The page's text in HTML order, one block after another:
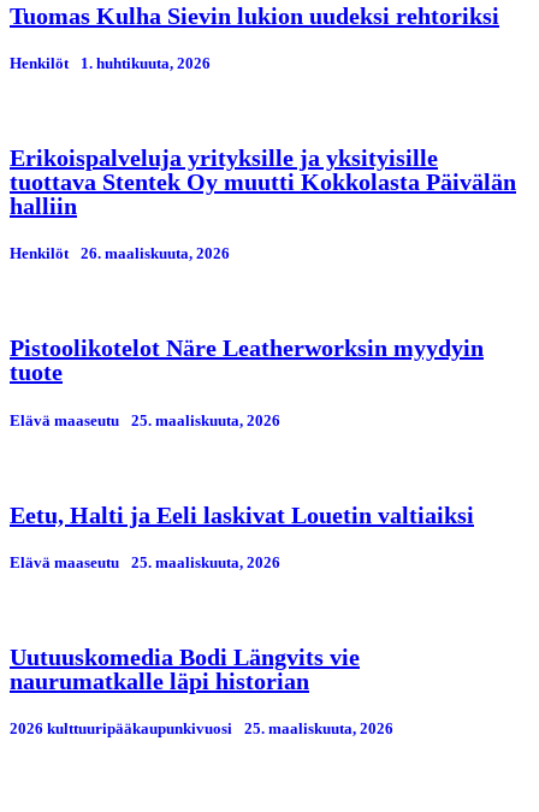
Tuomas Kulha Sievin lukion uudeksi rehtoriksi
Henkilöt 1. huhtikuuta, 2026
Erikoispalveluja yrityksille ja yksityisille
tuottava Stentek Oy muutti Kokkolasta Päivälän
halliin
Henkilöt 26. maaliskuuta, 2026
Pistoolikotelot Näre Leatherworksin myydyin
tuote
Elävä maaseutu 25. maaliskuuta, 2026
Eetu, Halti ja Eeli laskivat Louetin valtiaiksi
Elävä maaseutu 25. maaliskuuta, 2026
Uutuuskomedia Bodi Längvits vie
naurumatkalle läpi historian
2026 kulttuuripääkaupunkivuosi 25. maaliskuuta, 2026